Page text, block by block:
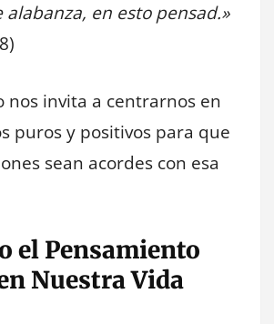
alabanza, en esto pensad.»
nos invita a centrarnos en
puros y positivos para que
sean acordes con esa
el Pensamiento
Nuestra Vida